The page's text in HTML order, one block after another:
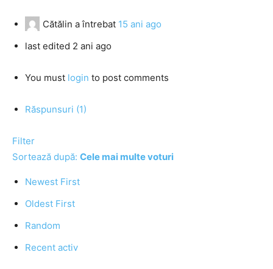
Cătălin a întrebat 15 ani ago
last edited 2 ani ago
You must login to post comments
Răspunsuri (1)
Filter
Sortează după: Cele mai multe voturi
Newest First
Oldest First
Random
Recent activ